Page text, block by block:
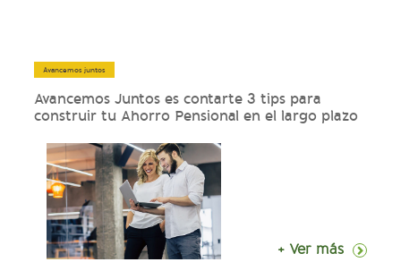
Avancemos juntos
Avancemos Juntos es contarte 3 tips para
construir tu Ahorro Pensional en el largo plazo
+ Ver más